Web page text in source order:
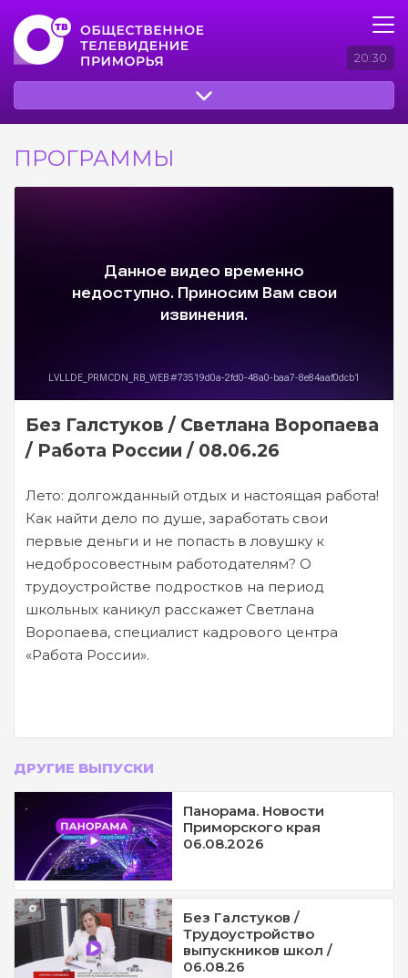
20:30
ПРОГРАММЫ
Без Галстуков / Светлана Воропаева
/ Работа России / 08.06.26
Лето: долгожданный отдых и настоящая работа!
Как найти дело по душе, заработать свои
первые деньги и не попасть в ловушку к
недобросовестным работодателям? О
трудоустройстве подростков на период
школьных каникул расскажет Светлана
Воропаева, специалист кадрового центра
«Работа России».
ДРУГИЕ ВЫПУСКИ
Панорама. Новости
Приморского края
06.08.2026
Без Галстуков /
Трудоустройство
выпускников школ /
06.08.26